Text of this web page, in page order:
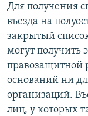
Для получения
въезда на
закрытый
могут получить
правозащитной
оснований ни
организаций.
лиц, у которых